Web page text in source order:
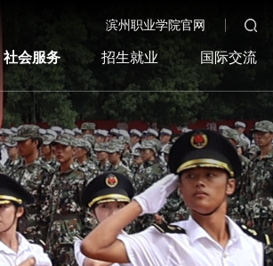
滨州职业学院官网
社会服务 招生就业 国际交流